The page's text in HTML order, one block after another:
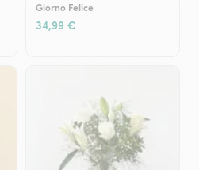
Giorno Felice
34,99 €